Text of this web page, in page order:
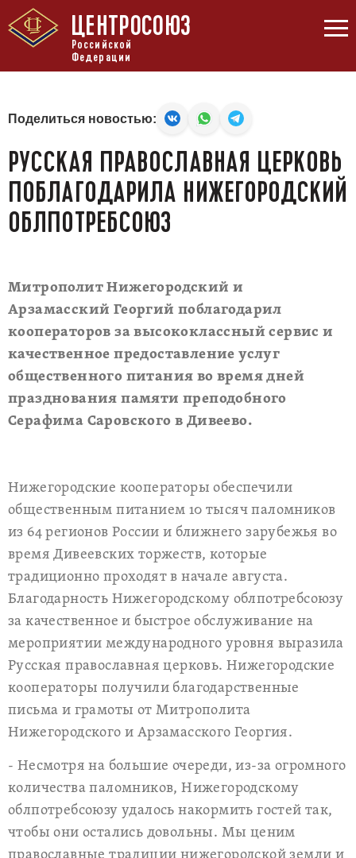
ЦЕНТРОСОЮЗ
Российской
Федерации
Поделиться новостью:
РУССКАЯ ПРАВОСЛАВНАЯ ЦЕРКОВЬ
ПОБЛАГОДАРИЛА НИЖЕГОРОДСКИЙ
ОБЛПОТРЕБСОЮЗ
Митрополит Нижегородский и
Арзамасский Георгий поблагодарил
кооператоров за высококлассный сервис и
качественное предоставление услуг
общественного питания во время дней
празднования памяти преподобного
Серафима Саровского в Дивеево.
Нижегородские кооператоры обеспечили
общественным питанием 10 тысяч паломников
из 64 регионов России и ближнего зарубежья во
время Дивеевских торжеств, которые
традиционно проходят в начале августа.
Благодарность Нижегородскому облпотребсоюзу
за качественное и быстрое обслуживание на
мероприятии международного уровня выразила
Русская православная церковь. Нижегородские
кооператоры получили благодарственные
письма и грамоты от Митрополита
Нижегородского и Арзамасского Георгия.
- Несмотря на большие очереди, из-за огромного
количества паломников, Нижегородскому
облпотребсоюзу удалось накормить гостей так,
чтобы они остались довольны. Мы ценим